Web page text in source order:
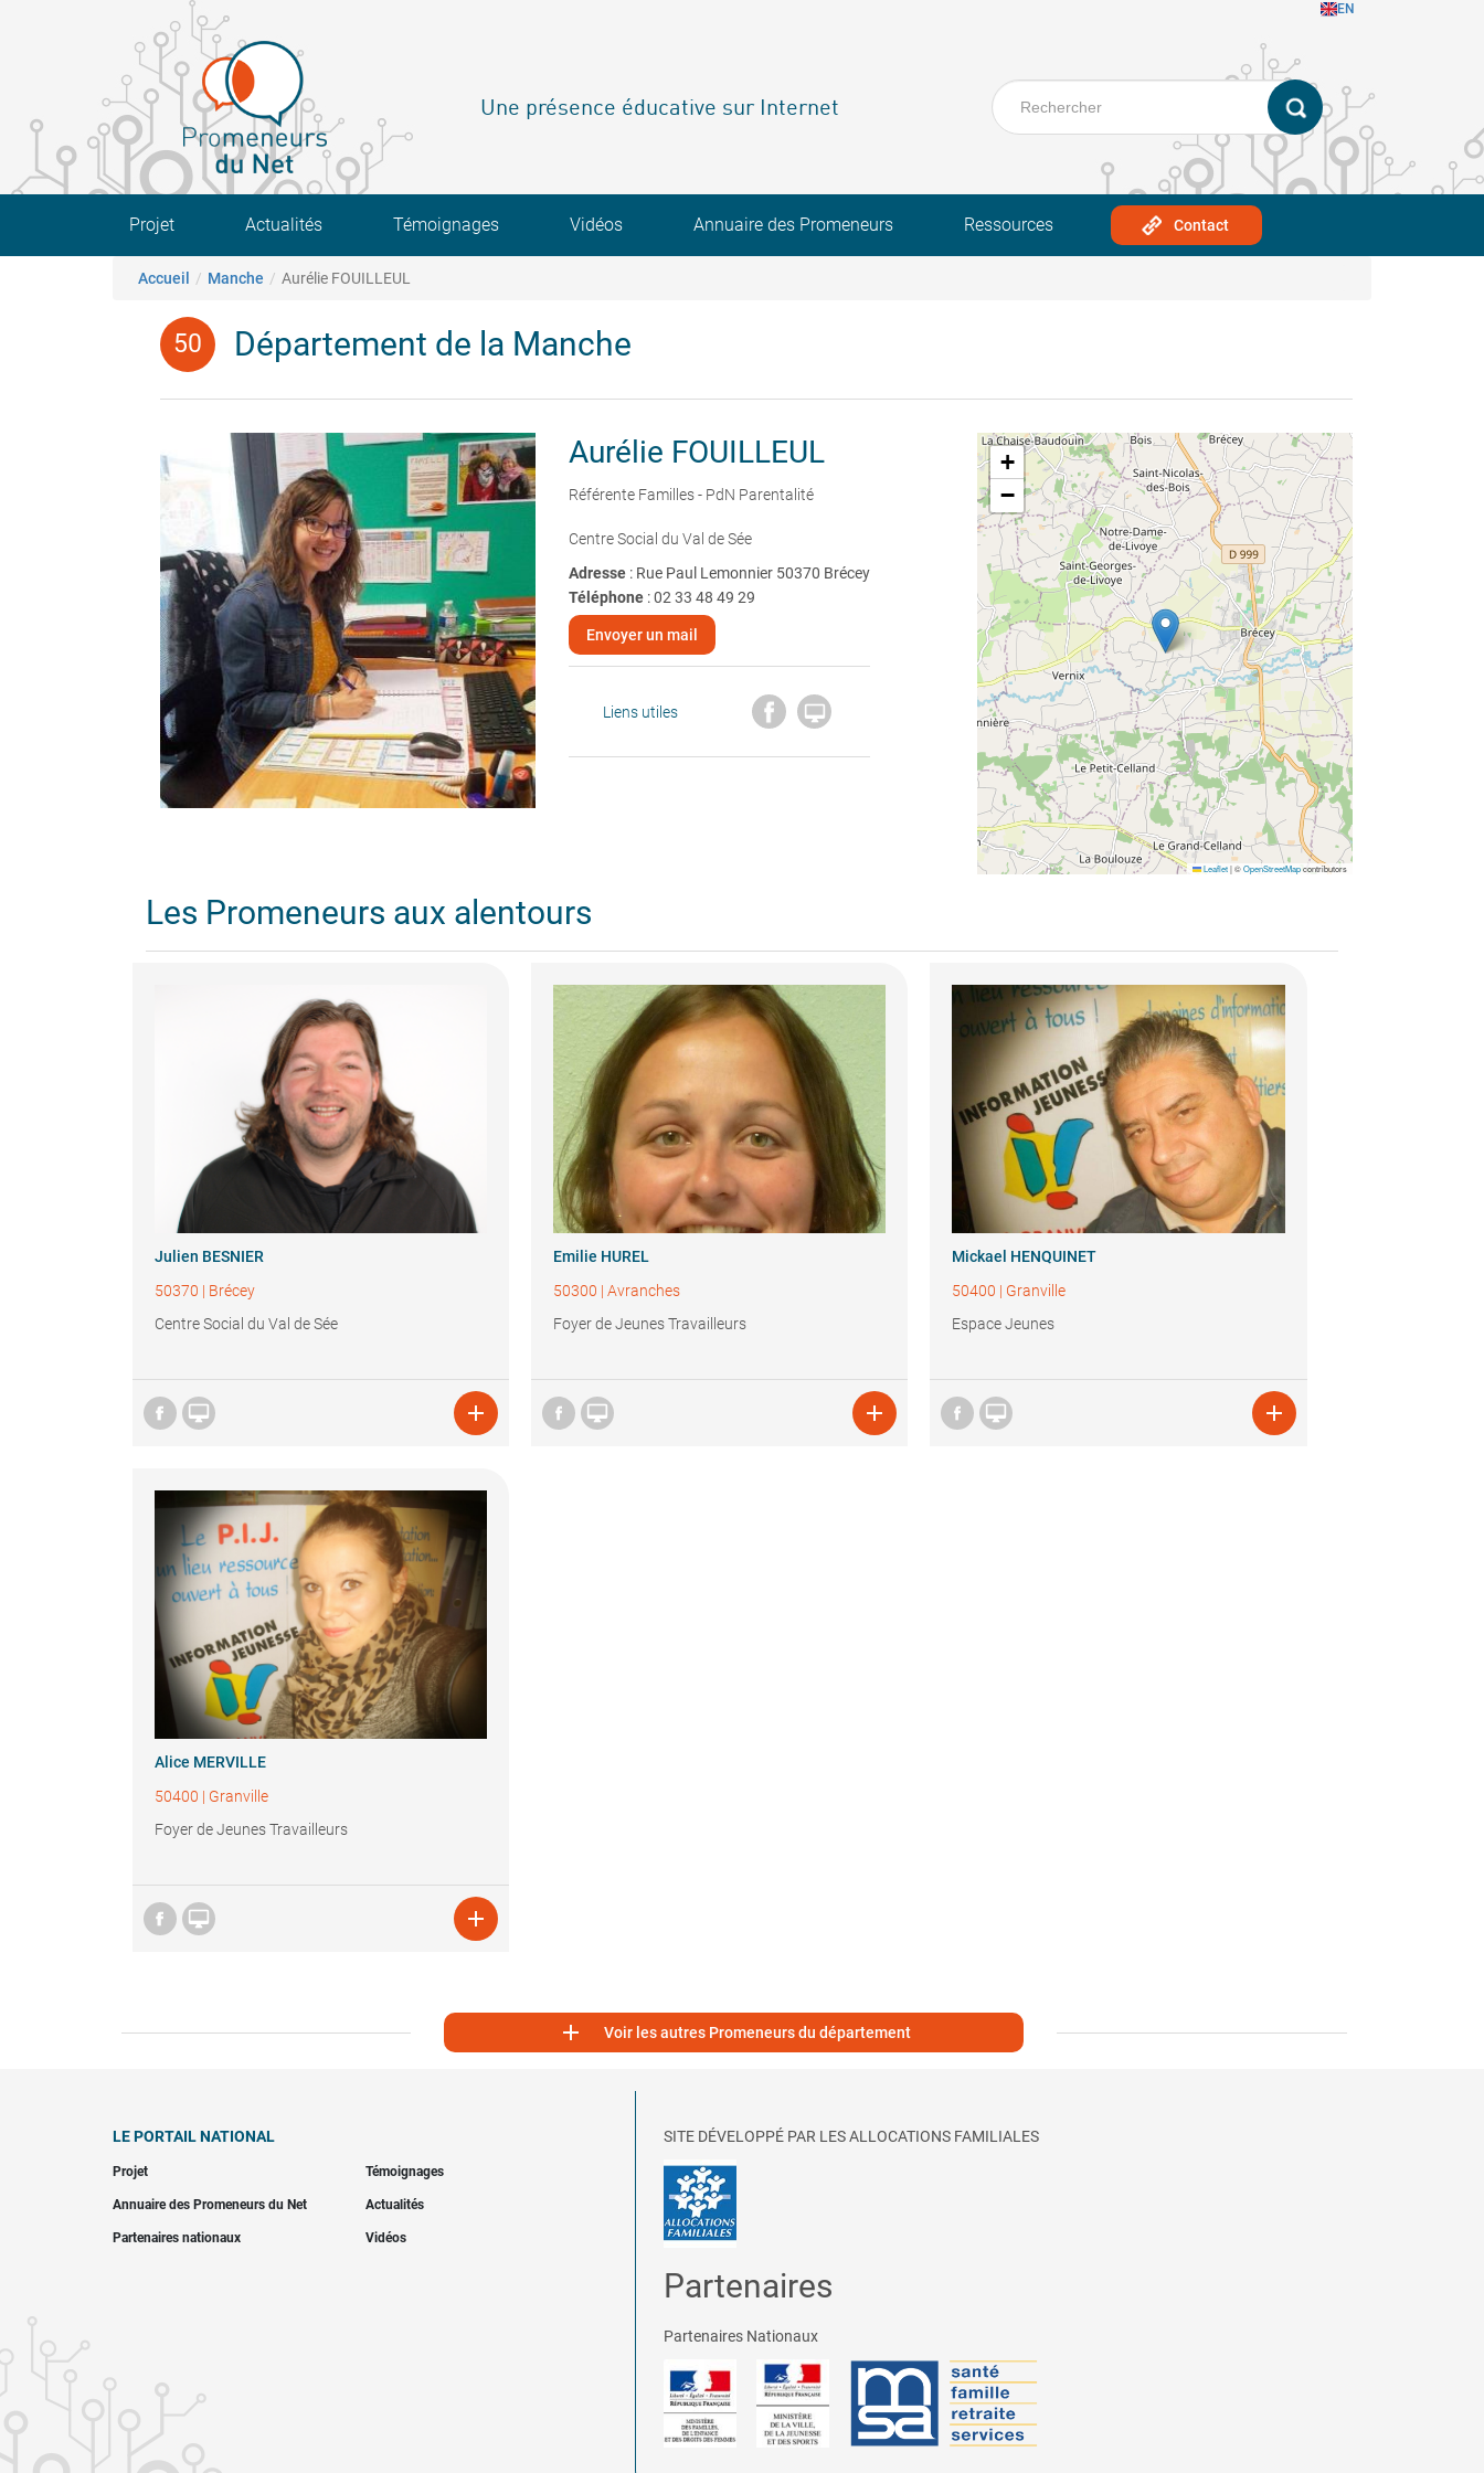
EN
Une présence éducative sur Internet
Main navigation
Projet Actualités Témoignages Vidéos Annuaire des Promeneurs Ressources Contact
Fil d'Ariane
Accueil Manche Aurélie FOUILLEUL
Département de la Manche
Aurélie FOUILLEUL
Référente Familles - PdN Parentalité
Centre Social du Val de Sée
Adresse : Rue Paul Lemonnier 50370 Brécey
Téléphone:02 33 48 49 29
Envoyer un mail
Liens utiles 
+
−
Leaflet |©OpenStreetMapcontributors
Les Promeneurs aux alentours
Julien BESNIER
50370 | Brécey
Centre Social du Val de Sée
 
Emilie HUREL
50300 | Avranches
Foyer de Jeunes Travailleurs
 
Mickael HENQUINET
50400 | Granville
Espace Jeunes
 
Alice MERVILLE
50400 | Granville
Foyer de Jeunes Travailleurs
 
 Voir les autres Promeneurs du département
LE PORTAIL NATIONAL
Projet Témoignages
Annuaire des Promeneurs du Net Actualités
Partenaires nationaux Vidéos
SITE DÉVELOPPÉ PAR LES ALLOCATIONS FAMILIALES
Partenaires
Partenaires Nationaux